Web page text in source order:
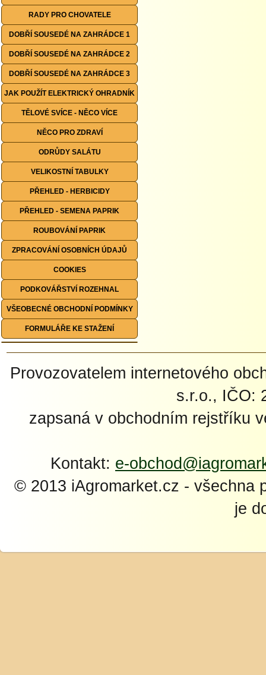
RADY PRO CHOVATELE
DOBŘÍ SOUSEDÉ NA ZAHRÁDCE 1
DOBŘÍ SOUSEDÉ NA ZAHRÁDCE 2
DOBŘÍ SOUSEDÉ NA ZAHRÁDCE 3
JAK POUŽÍT ELEKTRICKÝ OHRADNÍK
TĚLOVÉ SVÍCE - NĚCO VÍCE
NĚCO PRO ZDRAVÍ
ODRŮDY SALÁTU
VELIKOSTNÍ TABULKY
PŘEHLED - HERBICIDY
PŘEHLED - SEMENA PAPRIK
ROUBOVÁNÍ PAPRIK
ZPRACOVÁNÍ OSOBNÍCH ÚDAJŮ
COOKIES
PODKOVÁŘSTVÍ ROZEHNAL
VŠEOBECNÉ OBCHODNÍ PODMÍNKY
FORMULÁŘE KE STAŽENÍ
Provozovatelem internetového
s.r.o., IČO:
zapsaná v obchodním rejstříku
Kontakt: e-
© 2013 iAgromarket.cz - všechna
je